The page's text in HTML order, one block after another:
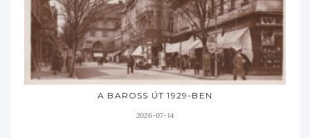
A BAROSS ÚT 1929-BEN
2026-07-14